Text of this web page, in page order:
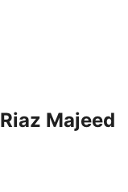
Riaz Majeed